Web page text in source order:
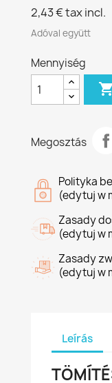
2,43 €tax incl.
Adóval együtt
Mennyiség

Megosztás
Polityka
(edytuj w
Zasady
(edytuj w
Zasady
(edytuj w
Leírás